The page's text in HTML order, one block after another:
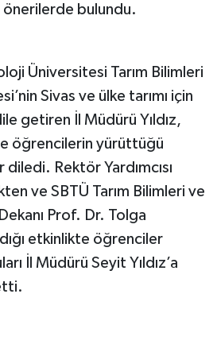
önerilerde bulundu.
Üniversitesi Tarım Bilimleri
Sivas ve ülke tarımı için
getiren İl Müdürü Yıldız,
öğrencilerin yürüttüğü
Rektör Yardımcısı
ve SBTÜ Tarım Bilimleri ve
Prof. Dr. Tolga
etkinlikte öğrenciler
İl Müdürü Seyit Yıldız’a